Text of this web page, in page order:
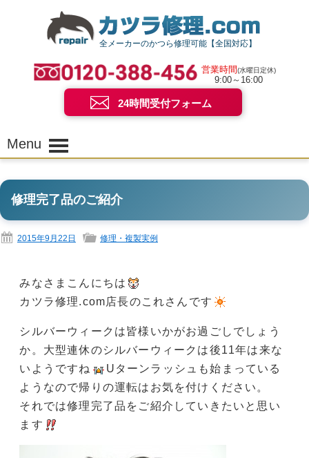
全メーカーのかつら修理可能【全国対応】
営業時間(水曜日定休)
9:00～16:00
24時間受付フォーム
Menu
修理完了品のご紹介
2015年9月22日 修理・複製実例
みなさまこんにちは
カツラ修理.com店長のこれさんです
シルバーウィークは皆様いかがお過ごしでしょう
か。大型連休のシルバーウィークは後11年は来な
いようですね
Uターンラッシュも始まっている
ようなので帰りの運転はお気を付けください。
それでは修理完了品をご紹介していきたいと思い
ます